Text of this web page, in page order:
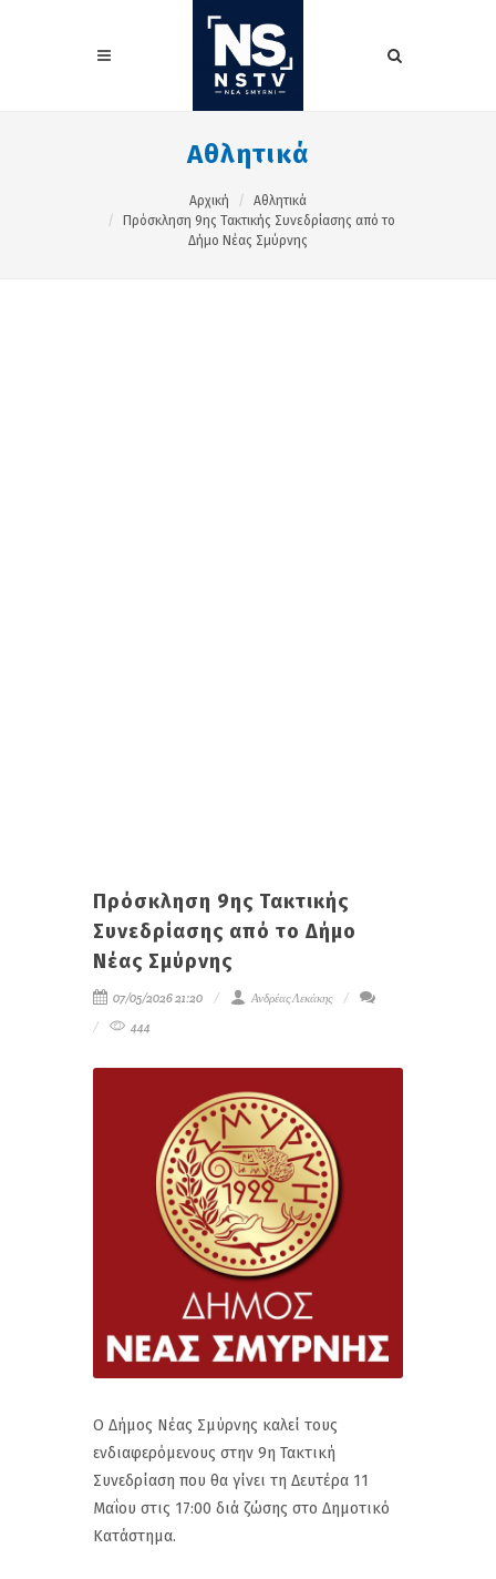
Αθλητικά
Αρχική
Αθλητικά
Πρόσκληση 9ης Τακτικής Συνεδρίασης από το
Δήμο Νέας Σμύρνης
Πρόσκληση 9ης Τακτικής
Συνεδρίασης από το Δήμο
Νέας Σμύρνης
07/05/2026 21:20
Ανδρέας Λεκάκης
444
Ο Δήμος Νέας Σμύρνης καλεί τους
ενδιαφερόμενους στην 9η Τακτική
Συνεδρίαση που θα γίνει τη Δευτέρα 11
Μαΐου στις 17:00 διά ζώσης στο Δημοτικό
Κατάστημα.